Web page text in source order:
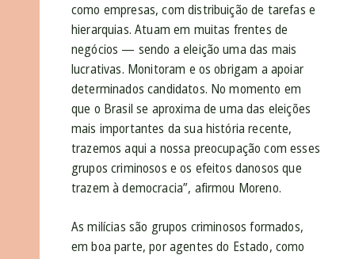
como empresas, com distribuição de tarefas e
hierarquias. Atuam em muitas frentes de
negócios — sendo a eleição uma das mais
lucrativas. Monitoram e os obrigam a apoiar
determinados candidatos. No momento em
que o Brasil se aproxima de uma das eleições
mais importantes da sua história recente,
trazemos aqui a nossa preocupação com esses
grupos criminosos e os efeitos danosos que
trazem à democracia”, afirmou Moreno.
As milícias são grupos criminosos formados,
em boa parte, por agentes do Estado, como